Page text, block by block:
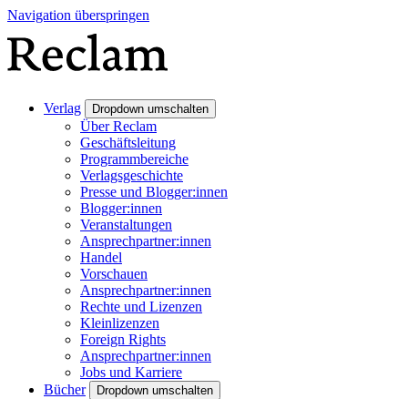
Navigation überspringen
Verlag Dropdown umschalten
Über Reclam
Geschäftsleitung
Programmbereiche
Verlagsgeschichte
Presse und Blogger:innen
Blogger:innen
Veranstaltungen
Ansprechpartner:innen
Handel
Vorschauen
Ansprechpartner:innen
Rechte und Lizenzen
Kleinlizenzen
Foreign Rights
Ansprechpartner:innen
Jobs und Karriere
Bücher
Dropdown umschalten